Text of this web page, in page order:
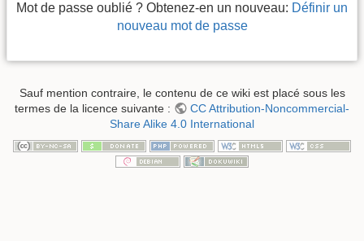
Mot de passe oublié ? Obtenez-en un nouveau: Définir un
nouveau mot de passe
Sauf mention contraire, le contenu de ce wiki est placé sous les
termes de la licence suivante :
CC Attribution-Noncommercial-
Share Alike 4.0 International